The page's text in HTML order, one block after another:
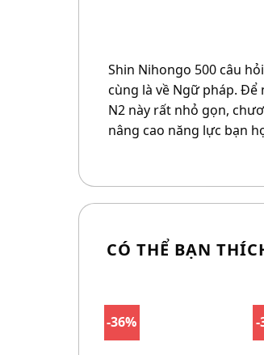
Shin Nihongo 500 câu
cùng là về Ngữ pháp.
N2 này rất nhỏ gọn,
nâng cao năng lực bạn
CÓ THỂ BẠN
-36% -